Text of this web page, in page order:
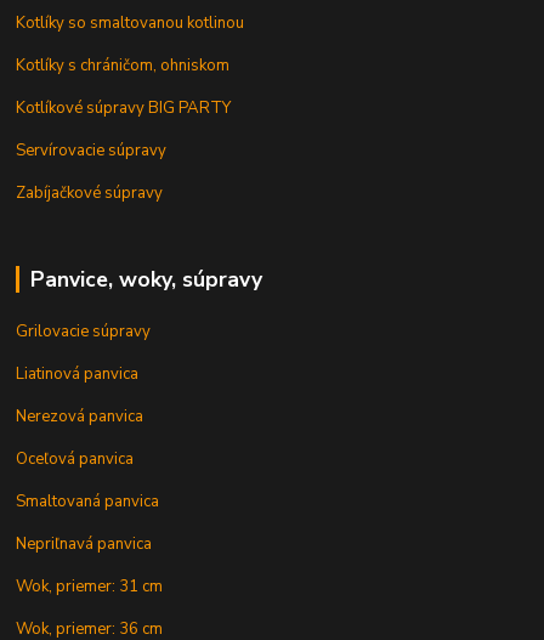
Kotlíky so smaltovanou kotlinou
Kotlíky s chráničom, ohniskom
Kotlíkové súpravy BIG PARTY
Servírovacie súpravy
Zabíjačkové súpravy
Panvice, woky, súpravy
Grilovacie súpravy
Liatinová panvica
Nerezová panvica
Oceľová panvica
Smaltovaná panvica
Nepriľnavá panvica
Wok, priemer: 31 cm
Wok, priemer: 36 cm